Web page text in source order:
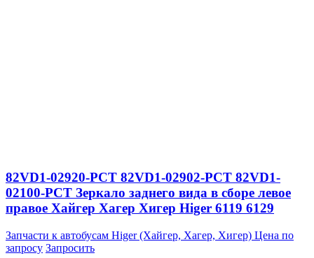
82VD1-02920-PCT 82VD1-02902-PCT 82VD1-
02100-PCT Зеркало заднего вида в сборе левое
правое Хайгер Хагер Хигер Higer 6119 6129
Запчасти к автобусам Higer (Хайгер, Хагер, Хигер) Цена по
запросу Запросить